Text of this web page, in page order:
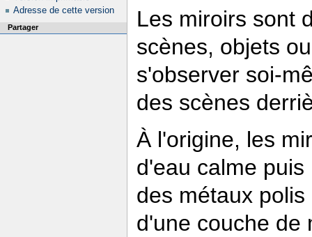
Les miroirs sont
scènes, objets
s'observer soi-
des scènes
À l'origine, les
d'eau calme
des métaux
d'une couche de
Adresse de cette version
Partager